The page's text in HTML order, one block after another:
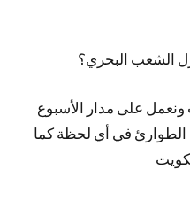
الشعب البحري؟
ونعمل على مدار الأسبوع
الطوارئ في أي لحظة كما